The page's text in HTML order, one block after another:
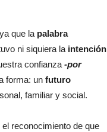
que la palabra
ni siquiera la intención
confianza -por
forma: un futuro
familiar y social.
reconocimiento de que